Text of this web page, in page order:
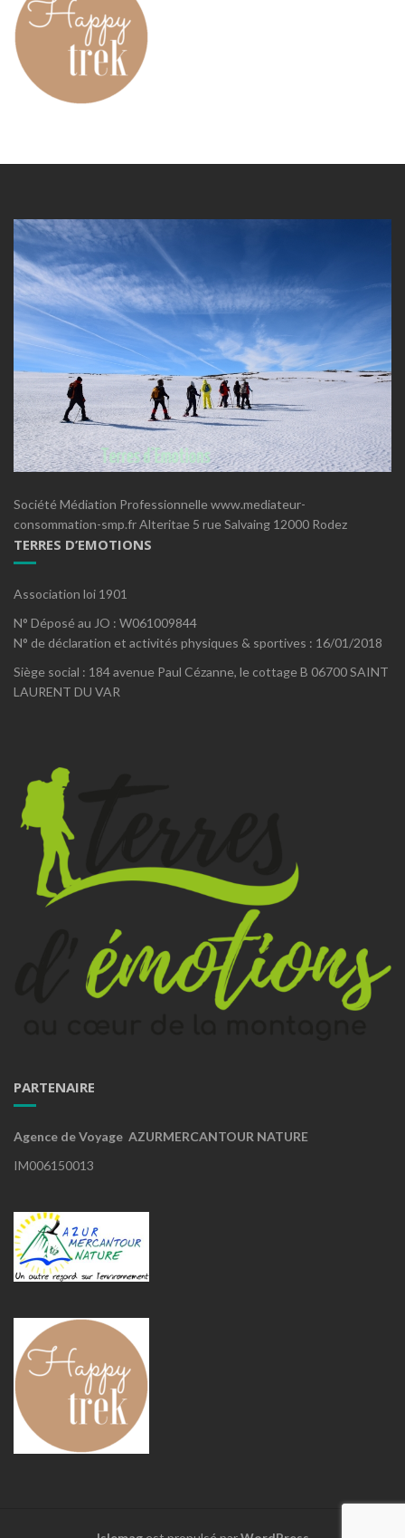
Société Médiation Professionnelle www.mediateur-
consommation-smp.fr Alteritae 5 rue Salvaing 12000 Rodez
TERRES D’EMOTIONS
Association loi 1901
N° Déposé au JO : W061009844
N° de déclaration et activités physiques & sportives : 16/01/2018
Siège social : 184 avenue Paul Cézanne, le cottage B 06700 SAINT
LAURENT DU VAR
PARTENAIRE
Agence de Voyage AZURMERCANTOUR NATURE
IM006150013